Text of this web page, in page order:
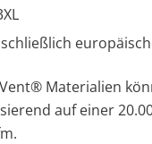
Materialien
auf einer